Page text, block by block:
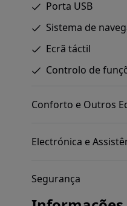
Porta USB
Sistema de
Ecrã táctil
Controlo de
Conforto e Outros
Electrónica e
Segurança